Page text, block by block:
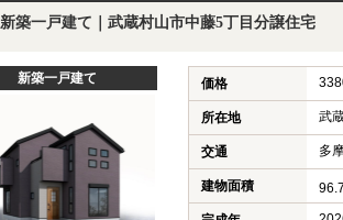
新築一戸建て｜武蔵村山市中藤5丁目分譲住宅
新築一戸建て 価格
所在地 武
交通 多
建物面積